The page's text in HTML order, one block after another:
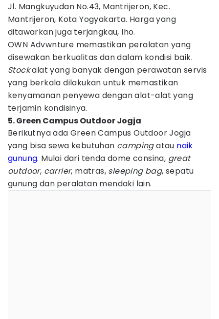
Jl. Mangkuyudan No.43, Mantrijeron, Kec.
Mantrijeron, Kota Yogyakarta. Harga yang
ditawarkan juga terjangkau, lho.
OWN Advwnture memastikan peralatan yang
disewakan berkualitas dan dalam kondisi baik.
Stockalat yang banyak dengan perawatan servis
yang berkala dilakukan untuk memastikan
kenyamanan penyewa dengan alat-alat yang
terjamin kondisinya.
5. Green Campus Outdoor Jogja
Berikutnya ada Green Campus Outdoor Jogja
yang bisa sewa kebutuhan campingatau naik
gunung. Mulai dari tenda dome consina, great
outdoor, carrier, matras, sleeping bag, sepatu
gunung dan peralatan mendaki lain.